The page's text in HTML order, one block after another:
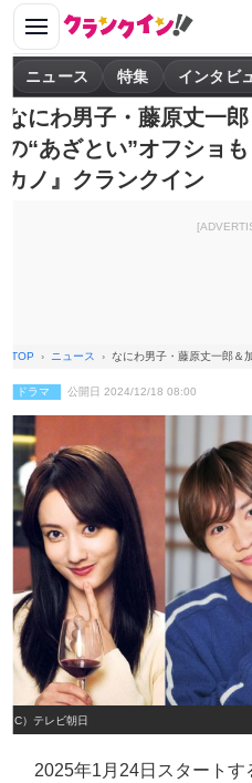
ニュース 特集 インタビ
なにわ男子・藤原丈一
の“あざとい”オフショ
カノ』クランクイン
TOP ニュース なにわ男子・藤原丈一郎＆
ドラマ 公開日 2024/12/18 08:00
（C）テレビ朝日
2025年1月24日スタートす